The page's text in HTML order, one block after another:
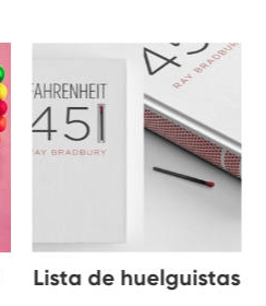
Lista de huelguistas